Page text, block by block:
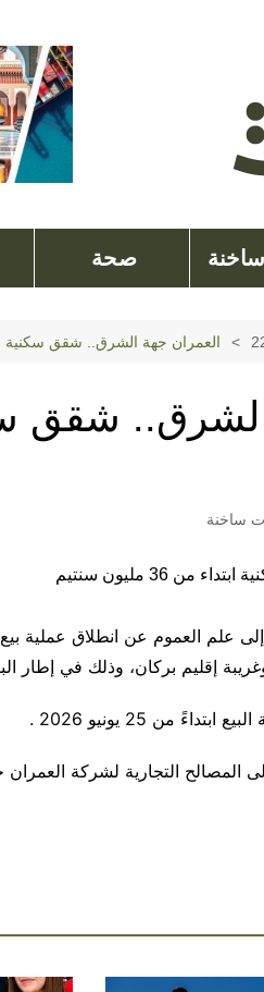
صحة
العمران جهة الشرق.. شقق سكنية ابتداء من 36
ساخنة
إقليم بركان، وذلك في إطار
من 25 يونيو 2026 .
المصالح التجارية لشركة